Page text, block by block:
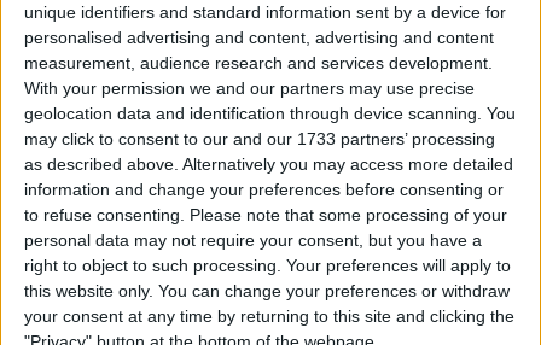
unique identifiers and standard information sent by a device for
personalised advertising and content, advertising and content
measurement, audience research and services development.
With your permission we and our partners may use precise
geolocation data and identification through device scanning. You
may click to consent to our and our 1733 partners’ processing
as described above. Alternatively you may access more detailed
information and change your preferences before consenting or
to refuse consenting.
Please note that some processing of your
personal data may not require your consent, but you have a
right to object to such processing. Your preferences will apply to
this website only. You can change your preferences or withdraw
your consent at any time by returning to this site and clicking the
Chegado daTeam Visma | Lease a Bike como uma
das transferências mais aguardadas da temporada, o
corredor de 24 anos trazia onze vitórias em 2025 e já
três triunfos ao sprint na Volta a Itália.
À medida que o vírus, fonte de frustração, começa a
dissipar-se, Kooij e a equipa delineiam um regresso
cuidadoso, com arranque previsto na próxima
semana, em França. O neerlandês iniciará a prova por
etapas de quatro dias Boucles de la Mayenne, de